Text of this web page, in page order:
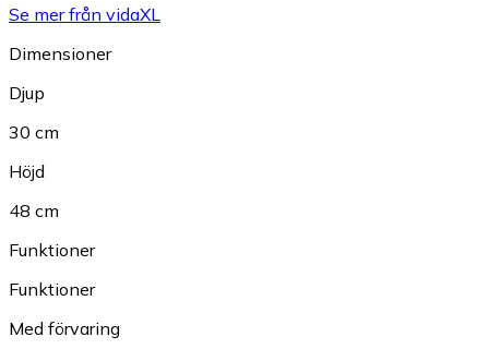
Se mer från vidaXL
Dimensioner
Djup
30 cm
Höjd
48 cm
Funktioner
Funktioner
Med förvaring